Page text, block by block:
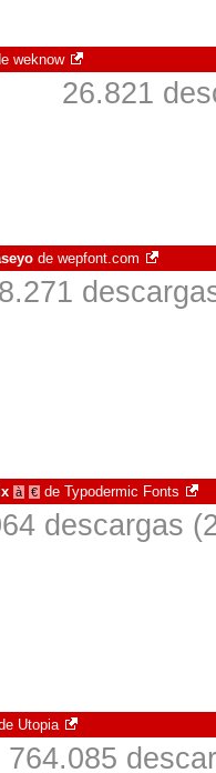
weknow
26.821
de wepfont.com
à € de Typodermic Fonts
descargas
Utopia
764.085